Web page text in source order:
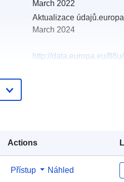
Actions
Přístup Náhled
March 2022
Aktualizace
March 2024
http://data.europa.eu/